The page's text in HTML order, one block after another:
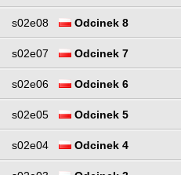
s02e08 Odcinek 8
s02e07 Odcinek 7
s02e06 Odcinek 6
s02e05 Odcinek 5
s02e04 Odcinek 4